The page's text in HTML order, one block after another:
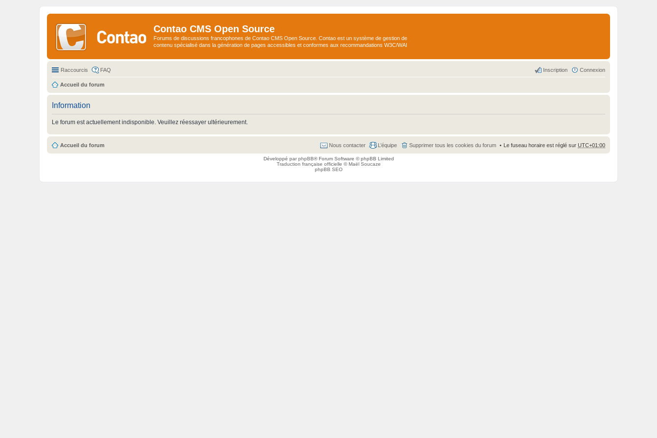
Contao CMS Open Source
Forums de discussions francophones de Contao CMS Open Source. Contao est un système de gestion de
contenu spécialisé dans la génération de pages accessibles et conformes aux recommandations W3C/WAI
Raccourcis FAQ Connexion
Inscription
Accueil du forum
Information
Le forum est actuellement indisponible. Veuillez réessayer ultérieurement.
Accueil du forum Le fuseau horaire est réglé sur UTC+01:00
Supprimer tous les cookies du forum
L’équipe
Nous contacter
Développé parphpBB® Forum Software © phpBB Limited
Traduction française officielle ©Maël Soucaze
phpBB SEO